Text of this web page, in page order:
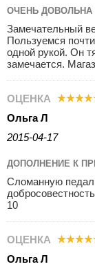
ОЧЕНЬ ДОВОЛЬНА
Замечательный
Пользуемся
одной рукой. Он
замечается.
ОЦЕНКА
Ольга Л
2015-04-17
ДОПОЛНЕНИЕ К
Сломанную
10
ОЦЕНКА
Ольга Л